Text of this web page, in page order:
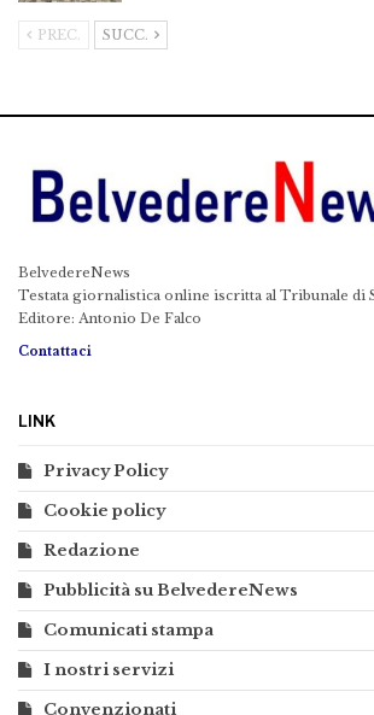
PREC. SUCC.
BelvedereNews
Testata giornalistica online iscritta al Tribunale di
Editore: Antonio De Falco
Contattaci
LINK
Privacy Policy
Cookie policy
Redazione
Pubblicità su BelvedereNews
Comunicati stampa
I nostri servizi
Convenzionati